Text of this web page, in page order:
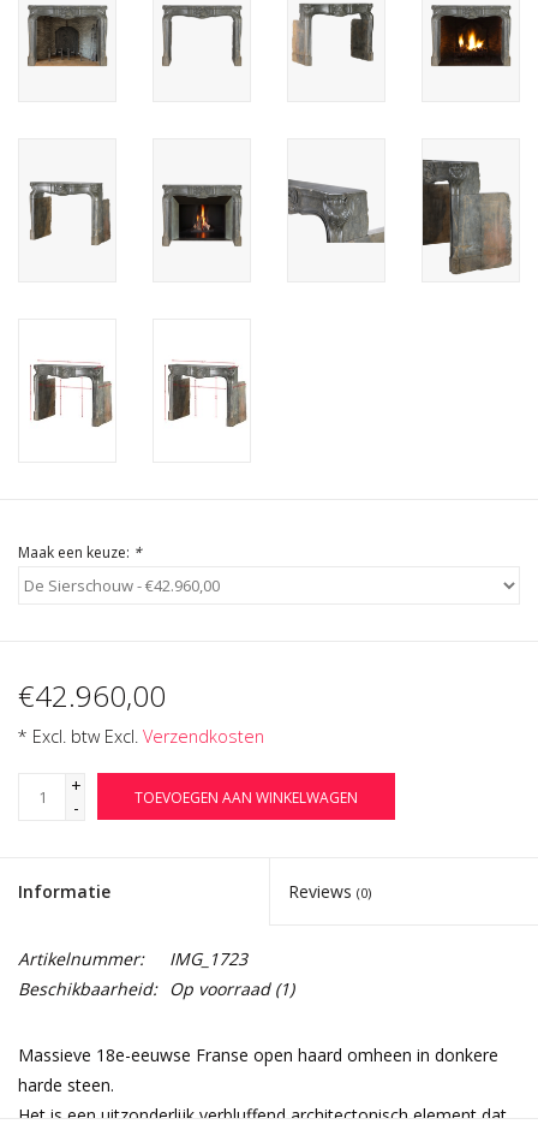
Login
Maak een keuze: *
€42.960,00
* Excl. btw Excl. Verzendkosten
+
-
TOEVOEGEN AAN WINKELWAGEN
Informatie Reviews (0)
Artikelnummer:
IMG_1723
Beschikbaarheid: Op voorraad(1)
Massieve 18e-eeuwse Franse open haard omheen in donkere
harde steen.
Het is een uitzonderlijk verbluffend architectonisch element dat